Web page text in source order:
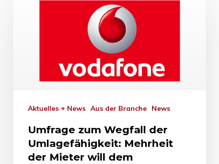
Aktuelles + News Aus der Branche News
Umfrage zum Wegfall der
Umlagefähigkeit: Mehrheit
der Mieter will dem